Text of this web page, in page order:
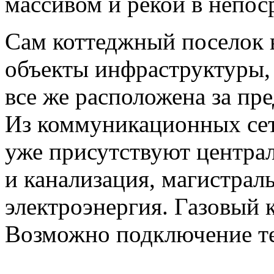
Сам коттеджный поселок
объекты
все же расположена за
Из коммуникационных
уже присутствуют
и канализация,
электроэнергия. Газовый
Возможно подключение